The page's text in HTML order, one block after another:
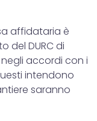
affidataria è
del DURC di
accordi con i
intendono
saranno